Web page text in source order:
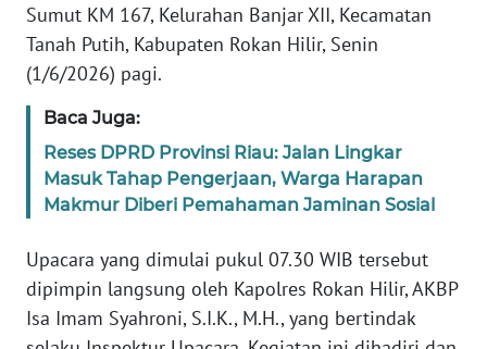
Sumut KM 167, Kelurahan Banjar XII, Kecamatan
Tanah Putih, Kabupaten Rokan Hilir, Senin
(1/6/2026) pagi.
Baca Juga:
Reses DPRD Provinsi Riau: Jalan Lingkar
Masuk Tahap Pengerjaan, Warga Harapan
Makmur Diberi Pemahaman Jaminan Sosial
Upacara yang dimulai pukul 07.30 WIB tersebut
dipimpin langsung oleh Kapolres Rokan Hilir, AKBP
Isa Imam Syahroni, S.I.K., M.H., yang bertindak
WN
SUMUT
WN
JAKARTA
WN
WN
BANTEN